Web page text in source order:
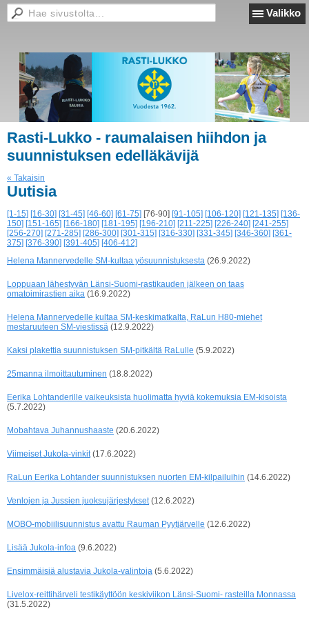
Valikko
Rasti-Lukko - raumalaisen hiihdon ja
suunnistuksen edelläkävijä
« Takaisin
Uutisia
[1-15] [16-30] [31-45] [46-60] [61-75] [76-90] [91-105] [106-120] [121-135] [136-
150] [151-165] [166-180] [181-195] [196-210] [211-225] [226-240] [241-255]
[256-270] [271-285] [286-300] [301-315] [316-330] [331-345] [346-360] [361-
375] [376-390] [391-405] [406-412]
Helena Mannervedelle SM-kultaa yösuunnistuksesta (26.9.2022)
Loppuaan lähestyvän Länsi-Suomi-rastikauden jälkeen on taas
omatoimirastien aika (16.9.2022)
Helena Mannervedelle kultaa SM-keskimatkalta, RaLun H80-miehet
mestaruuteen SM-viestissä (12.9.2022)
Kaksi plakettia suunnistuksen SM-pitkältä RaLulle (5.9.2022)
25manna ilmoittautuminen (18.8.2022)
Eerika Lohtanderille vaikeuksista huolimatta hyviä kokemuksia EM-kisoista
(5.7.2022)
Mobahtava Juhannushaaste (20.6.2022)
Viimeiset Jukola-vinkit (17.6.2022)
RaLun Eerika Lohtander suunnistuksen nuorten EM-kilpailuihin (14.6.2022)
Venlojen ja Jussien juoksujärjestykset (12.6.2022)
MOBO-mobiilisuunnistus avattu Rauman Pyytjärvelle (12.6.2022)
Lisää Jukola-infoa (9.6.2022)
Ensimmäisiä alustavia Jukola-valintoja (5.6.2022)
Livelox-reittihärveli testikäyttöön keskiviikon Länsi-Suomi- rasteilla Monnassa
(31.5.2022)